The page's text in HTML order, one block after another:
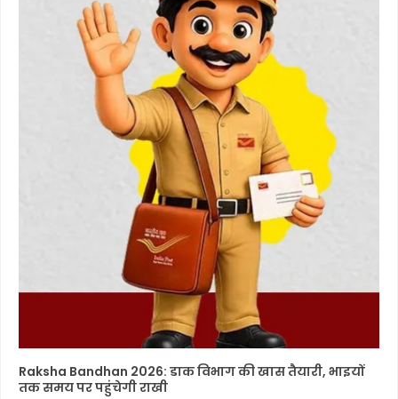
Raksha Bandhan 2026: डाक विभाग की खास तैयारी, भाइयों
तक समय पर पहुंचेगी राखी